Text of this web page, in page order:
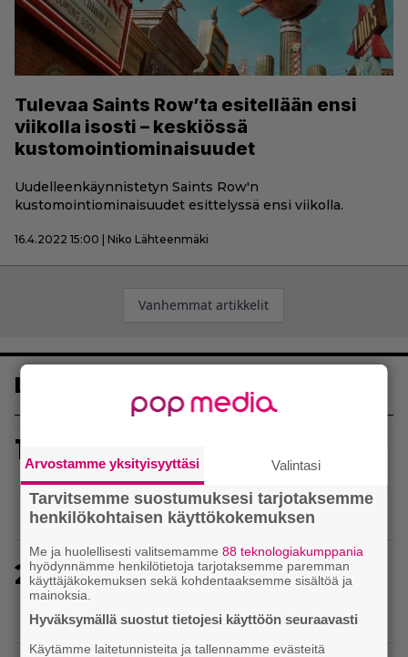
Tulevaa Saints Row’ta esitellään ensi
viikolla isosti – keskiössä
kustomointiominaisuudet
Uudelleenkäynnistetyn Saints Row'n
kustomointiominaisuudet esittelyssä ensi viikolla.
16.4.2022 15:00 | Niko Lähteenmäki
Artikkelien
Vanhemmat artikkelit
Luetuimmat
1
levyttömyyteen siirtymisestä – Yhdysvalloissa
pelejä myydään latauskoodin sisältävissä
koteloissa
2
Uutta PS5-pulmahyppelyä kuvaillaan
ensimmäiseksi peliksi, joka on suunniteltu täysin
DualSense-ohjaimen kosketuslevyn ympärille
Arvostamme yksityisyyttäsi Valintasi
Tarvitsemme suostumuksesi tarjotaksemme
henkilökohtaisen käyttökokemuksen
Me ja huolellisesti valitsemamme88 teknologiakumppania
hyödynnämme henkilötietoja tarjotaksemme paremman
käyttäjäkokemuksen sekä kohdentaaksemme sisältöä ja
mainoksia.
Hyväksymällä suostut tietojesi käyttöön seuraavasti
Käytämme laitetunnisteita ja tallennamme evästeitä